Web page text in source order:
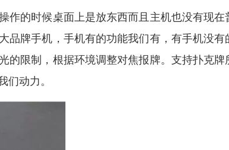
作的时候桌面上是放东西而且主机也没有现
品牌手机，手机有的功能我们有，有手机没
的限制，根据环境调整对焦报牌。支持扑克
动力。